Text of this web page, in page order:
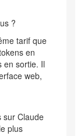
?
tarif que
en
en sortie. Il
web,
sur Claude
plus